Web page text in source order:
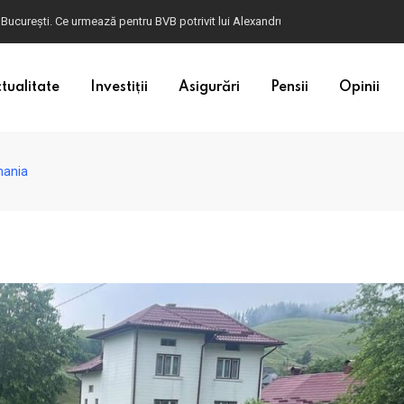
Ce urmează pentru BVB potrivit lui Alexandru Petrescu
Investiții Asigurări Pensii Opinii